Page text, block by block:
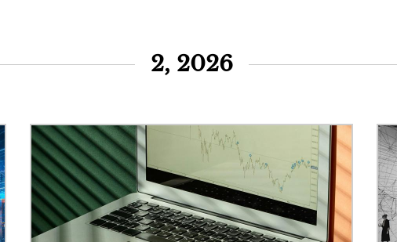
2, 2026